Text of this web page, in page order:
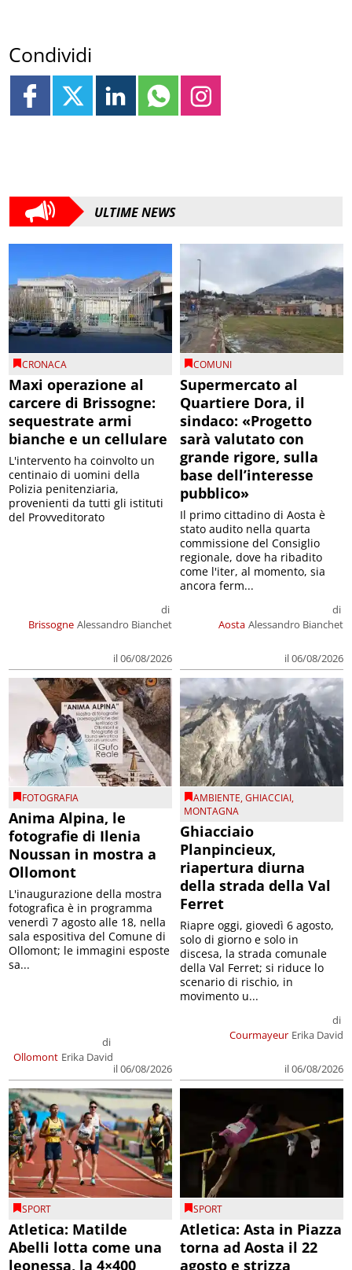
Condividi
ULTIME NEWS
CRONACA
Maxi operazione al
carcere di Brissogne:
sequestrate armi
bianche e un cellulare
Brissogne
di
Alessandro Bianchet
il 06/08/2026
L'intervento ha coinvolto un
centinaio di uomini della
Polizia penitenziaria,
provenienti da tutti gli istituti
del Provveditorato
COMUNI
Supermercato al
Quartiere Dora, il
sindaco: «Progetto
sarà valutato con
grande rigore, sulla
base dell’interesse
pubblico»
Aosta
di
Alessandro Bianchet
il 06/08/2026
Il primo cittadino di Aosta è
stato audito nella quarta
commissione del Consiglio
regionale, dove ha ribadito
come l'iter, al momento, sia
ancora ferm...
FOTOGRAFIA
Anima Alpina, le
fotografie di Ilenia
Noussan in mostra a
Ollomont
Ollomont
di
Erika David
il 06/08/2026
L'inaugurazione della mostra
fotografica è in programma
venerdì 7 agosto alle 18, nella
sala espositiva del Comune di
Ollomont; le immagini esposte
sa...
AMBIENTE,GHIACCIAI,
MONTAGNA
Ghiacciaio
Planpincieux,
riapertura diurna
della strada della Val
Ferret
Courmayeur
di
Erika David
il 06/08/2026
Riapre oggi, giovedì 6 agosto,
solo di giorno e solo in
discesa, la strada comunale
della Val Ferret; si riduce lo
scenario di rischio, in
movimento u...
SPORT
Atletica: Matilde
Abelli lotta come una
leonessa, la 4×400
SPORT
Atletica: Asta in Piazza
torna ad Aosta il 22
agosto e strizza